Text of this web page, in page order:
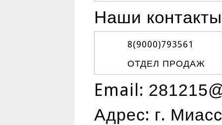
Наши контакты
8(9000)793561
ОТДЕЛ ПРОДАЖ
Email:
Адрес: г.